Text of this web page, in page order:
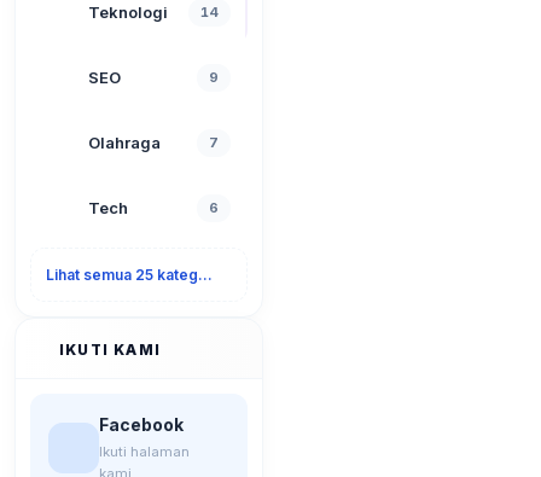
Teknologi 14
SEO 9
Olahraga 7
Tech 6
Lihat semua 25 kategori
IKUTI KAMI
Facebook
Ikuti halaman